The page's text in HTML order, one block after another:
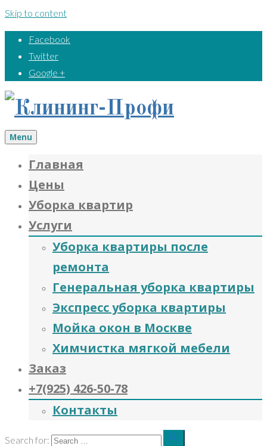
Skip to content
Facebook
Twitter
Google +
Menu
Главная
Цены
Уборка квартир
Услуги
Уборка квартиры после
ремонта
Генеральная уборка квартиры
Экспресс уборка квартиры
Мойка окон в Москве
Химчистка мягкой мебели
Заказ
+7(925) 426-50-78
Контакты
Search for: search